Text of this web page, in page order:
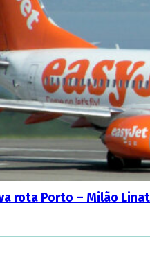
rota Porto – Milão